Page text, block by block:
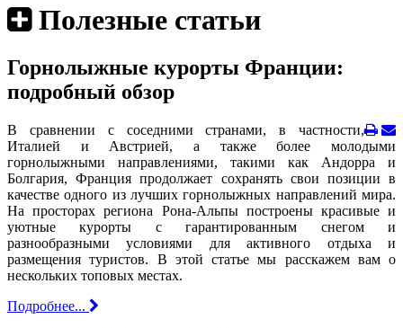
Полезные статьи
Горнолыжные курорты Франции:
подробный обзор
В сравнении с соседними странами, в частности,
Италией и Австрией, а также более молодыми
горнолыжными направлениями, такими как Андорра и
Болгария, Франция продолжает сохранять свои позиции в
качестве одного из лучших горнолыжных направлений мира.
На просторах региона Рона-Альпы построены красивые и
уютные курорты с гарантированным снегом и
разнообразными условиями для активного отдыха и
размещения туристов. В этой статье мы расскажем вам о
нескольких топовых местах.
Подробнее...